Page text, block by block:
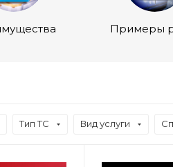
Примеры
Тип ТС Вид услуги